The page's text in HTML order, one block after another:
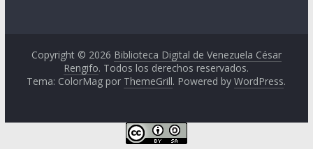
Copyright © 2026 Biblioteca Digital de Venezuela César
Rengifo. Todos los derechos reservados.
Tema: ColorMag por ThemeGrill. Powered byWordPress.